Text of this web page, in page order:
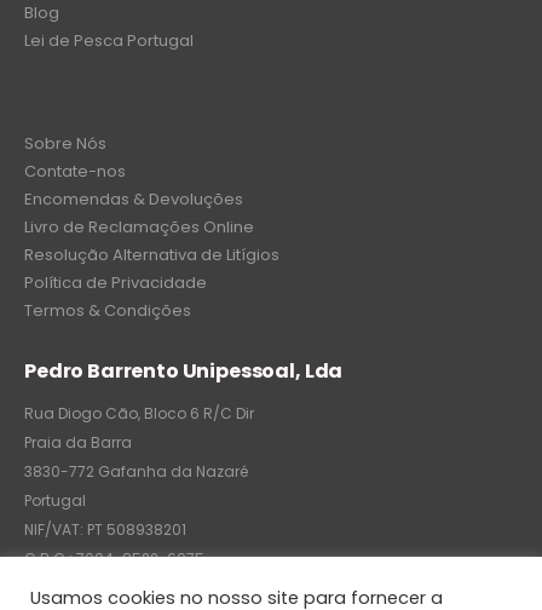
Blog
Lei de Pesca Portugal
Sobre Nós
Contate-nos
Encomendas & Devoluções
Livro de Reclamações Online
Resolução Alternativa de Litígios
Política de Privacidade
Termos & Condições
Pedro Barrento Unipessoal, Lda
Rua Diogo Cão, Bloco 6 R/C Dir
Praia da Barra
3830-772 Gafanha da Nazaré
Portugal
NIF/VAT: PT 508938201
C.R.C.: 7004-8522-6075
Usamos cookies no nosso site para fornecer a